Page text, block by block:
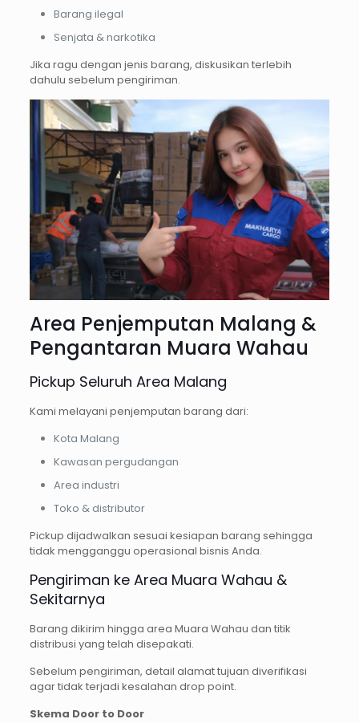
Barang ilegal
Senjata & narkotika
Jika ragu dengan jenis barang, diskusikan terlebih
dahulu sebelum pengiriman.
Area Penjemputan Malang &
Pengantaran Muara Wahau
Pickup Seluruh Area Malang
Kami melayani penjemputan barang dari:
Kota Malang
Kawasan pergudangan
Area industri
Toko & distributor
Pickup dijadwalkan sesuai kesiapan barang sehingga
tidak mengganggu operasional bisnis Anda.
Pengiriman ke Area Muara Wahau &
Sekitarnya
Barang dikirim hingga area Muara Wahau dan titik
distribusi yang telah disepakati.
Sebelum pengiriman, detail alamat tujuan diverifikasi
agar tidak terjadi kesalahan drop point.
Skema Door to Door